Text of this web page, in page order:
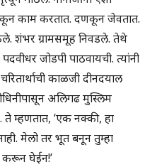
काम करतात. दणकून जेवतात.
शंभर ग्रामसमूह निवडले. तेथे
जोडपी पाठवायची. त्यांनी
काळजी दीनदयाल
अलिगढ मुस्लिम
ते म्हणतात, ‘एक नक्की, हा
मेलो तर भूत बनून तुम्हा
करून घेईन!’